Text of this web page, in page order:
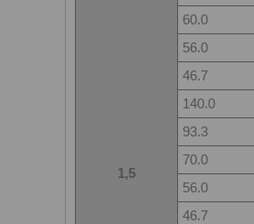
1,5
60.0
56.0
46.7
140.0
93.3
70.0
56.0
46.7